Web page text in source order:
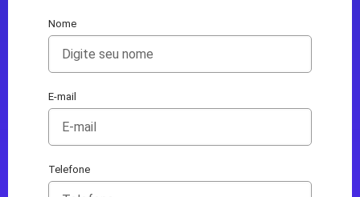
Nome
E-mail
Telefone